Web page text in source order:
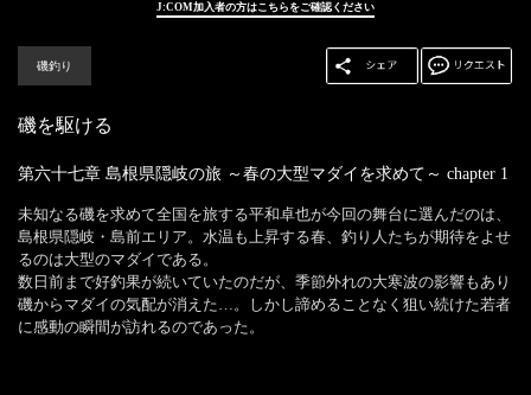
J:COM加入者の方はこちらをご確認ください
磯釣り
磯を駆ける
第六十七章 島根県隠岐の旅 ～春の大型マダイを求めて～ chapter 1
未知なる磯を求めて全国を旅する平和卓也が今回の舞台に選んだのは、
島根県隠岐・島前エリア。水温も上昇する春、釣り人たちが期待をよせ
るのは大型のマダイである。
数日前まで好釣果が続いていたのだが、季節外れの大寒波の影響もあり
磯からマダイの気配が消えた…。しかし諦めることなく狙い続けた若者
に感動の瞬間が訪れるのであった。